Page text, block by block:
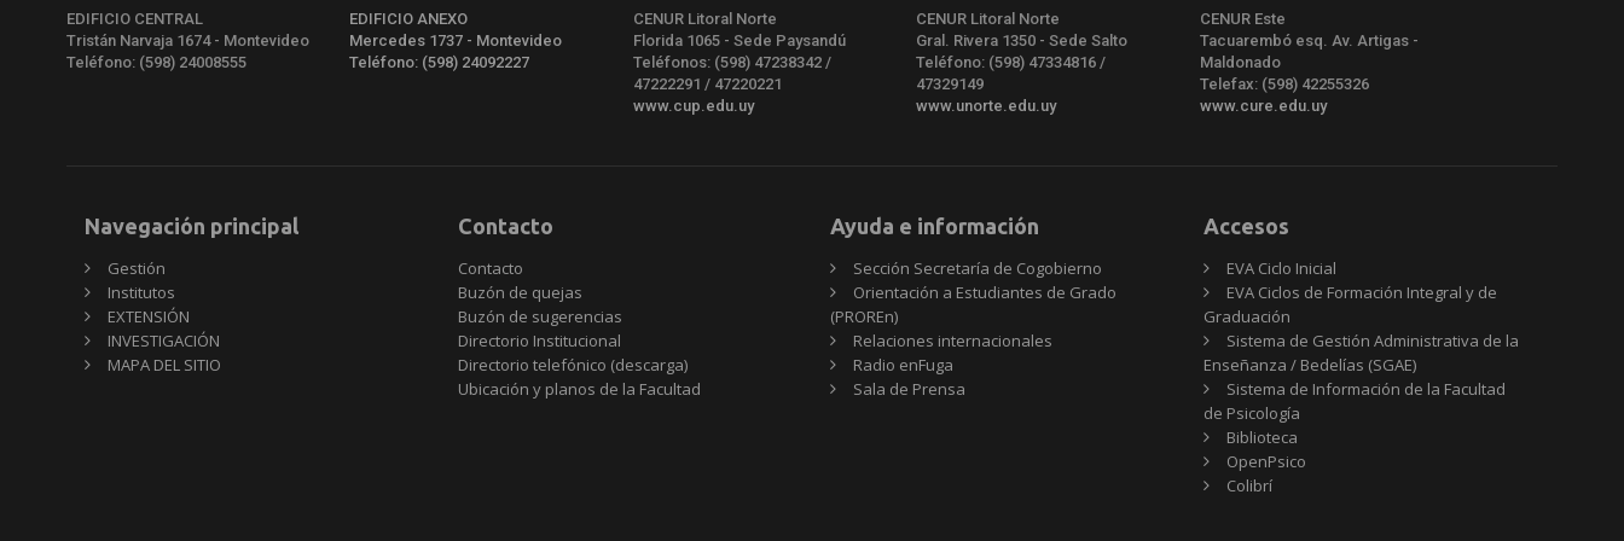
EDIFICIO CENTRAL
Tristán Narvaja 1674 - Montevideo
Teléfono: (598) 24008555
EDIFICIO ANEXO
Mercedes 1737 - Montevideo
Teléfono: (598) 24092227
CENUR Litoral Norte
Florida 1065 - Sede Paysandú
Teléfonos: (598) 47238342 /
47222291 / 47220221
www.cup.edu.uy
CENUR Litoral Norte
Gral. Rivera 1350 - Sede Salto
Teléfono: (598) 47334816 /
47329149
www.unorte.edu.uy
CENUR Este
Tacuarembó esq. Av. Artigas -
Maldonado
Telefax: (598) 42255326
www.cure.edu.uy
Navegación principal
Gestión
Institutos
EXTENSIÓN
INVESTIGACIÓN
MAPA DEL SITIO
Contacto
Contacto
Buzón de quejas
Buzón de sugerencias
Directorio Institucional
Directorio telefónico (descarga)
Ubicación y planos de la Facultad
Ayuda e información
Sección Secretaría de Cogobierno
Orientación a Estudiantes de Grado
(PROREn)
Relaciones internacionales
Radio enFuga
Sala de Prensa
Accesos
EVA Ciclo Inicial
EVA Ciclos de Formación Integral y de
Graduación
Sistema de Gestión Administrativa de la
Enseñanza / Bedelías (SGAE)
Sistema de Información de la Facultad
de Psicología
Biblioteca
OpenPsico
Colibrí